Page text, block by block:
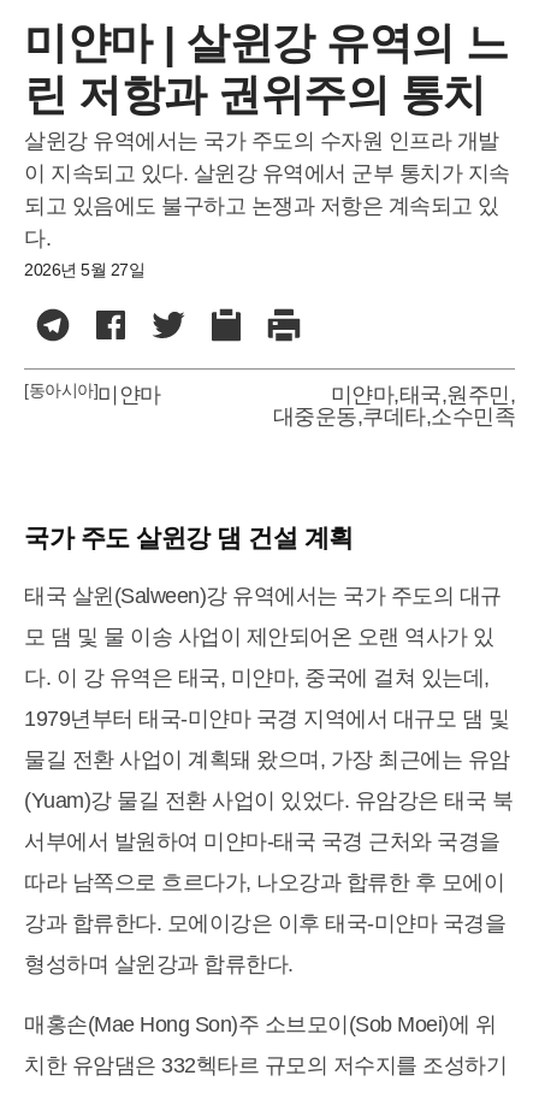
미얀마 | 살윈강 유역의 느
린 저항과 권위주의 통치
살윈강 유역에서는 국가 주도의 수자원 인프라 개발
이 지속되고 있다. 살윈강 유역에서 군부 통치가 지속
되고 있음에도 불구하고 논쟁과 저항은 계속되고 있
다.
2026년 5월 27일
[동아시아]미얀마 미얀마,태국,원주민,
대중운동,쿠데타,소수민족
국가 주도 살윈강 댐 건설 계획
태국 살윈(Salween)강 유역에서는 국가 주도의 대규
모 댐 및 물 이송 사업이 제안되어온 오랜 역사가 있
다. 이 강 유역은 태국, 미얀마, 중국에 걸쳐 있는데,
1979년부터 태국-미얀마 국경 지역에서 대규모 댐 및
물길 전환 사업이 계획돼 왔으며, 가장 최근에는 유암
(Yuam)강 물길 전환 사업이 있었다. 유암강은 태국 북
서부에서 발원하여 미얀마-태국 국경 근처와 국경을
따라 남쪽으로 흐르다가, 나오강과 합류한 후 모에이
강과 합류한다. 모에이강은 이후 태국-미얀마 국경을
형성하며 살윈강과 합류한다.
매홍손(Mae Hong Son)주 소브모이(Sob Moei)에 위
치한 유암댐은 332헥타르 규모의 저수지를 조성하기